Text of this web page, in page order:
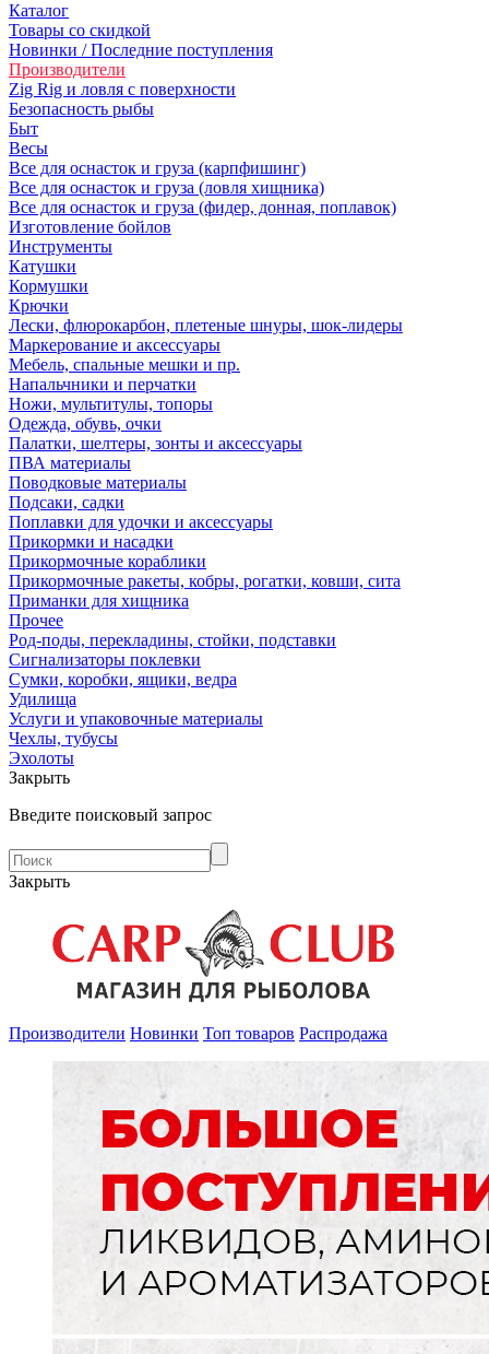
Каталог
Товары со скидкой
Новинки / Последние поступления
Производители
Zig Rig и ловля с поверхности
Безопасность рыбы
Быт
Весы
Все для оснасток и груза (карпфишинг)
Все для оснасток и груза (ловля хищника)
Все для оснасток и груза (фидер, донная, поплавок)
Изготовление бойлов
Инструменты
Катушки
Кормушки
Крючки
Лески, флюрокарбон, плетеные шнуры, шок-лидеры
Маркерование и аксессуары
Мебель, спальные мешки и пр.
Напальчники и перчатки
Ножи, мультитулы, топоры
Одежда, обувь, очки
Палатки, шелтеры, зонты и аксессуары
ПВА материалы
Поводковые материалы
Подсаки, садки
Поплавки для удочки и аксессуары
Прикормки и насадки
Прикормочные кораблики
Прикормочные ракеты, кобры, рогатки, ковши, сита
Приманки для хищника
Прочее
Род-поды, перекладины, стойки, подставки
Сигнализаторы поклевки
Сумки, коробки, ящики, ведра
Удилища
Услуги и упаковочные материалы
Чехлы, тубусы
Эхолоты
Закрыть
Введите поисковый запрос
Закрыть
Производители Новинки Топ товаров Распродажа